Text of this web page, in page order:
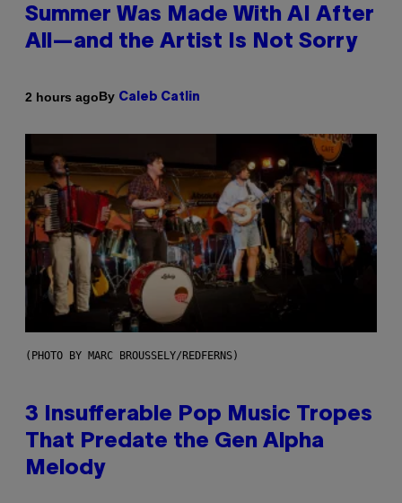
Summer Was Made With AI After
All—and the Artist Is Not Sorry
2 hours agoBy Caleb Catlin
(PHOTO BY MARC BROUSSELY/REDFERNS)
3 Insufferable Pop Music Tropes
That Predate the Gen Alpha
Melody